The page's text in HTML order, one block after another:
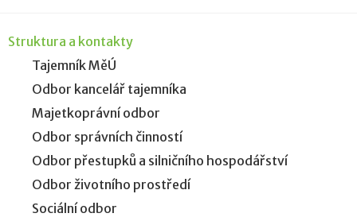
Struktura a kontakty
Tajemník MěÚ
Odbor kancelář tajemníka
Majetkoprávní odbor
Odbor správních činností
Odbor přestupků a silničního hospodářství
Odbor životního prostředí
Sociální odbor